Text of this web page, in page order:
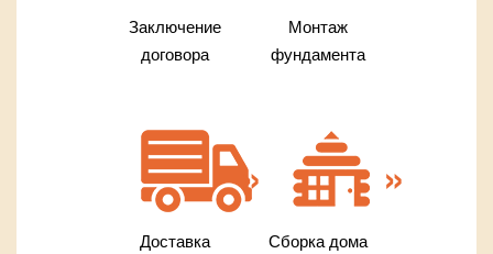
Заключение
договора
Монтаж
фундамента
Доставка
Сборка дома